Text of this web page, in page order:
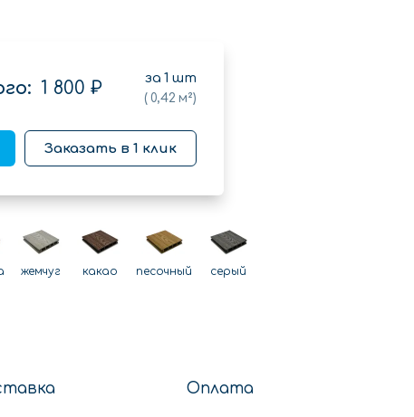
1 800 ₽ за 1 шт
( 0,42 м²)
Заказать в 1 клик
жемчуг какао песочный серый
Оплата